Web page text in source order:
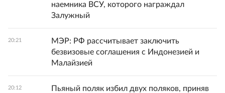
наемника ВСУ, которого награждал
Залужный
20:21
МЭР: РФ рассчитывает заключить
безвизовые соглашения с Индонезией и
Малайзией
20:12
Пьяный поляк избил двух поляков, приняв